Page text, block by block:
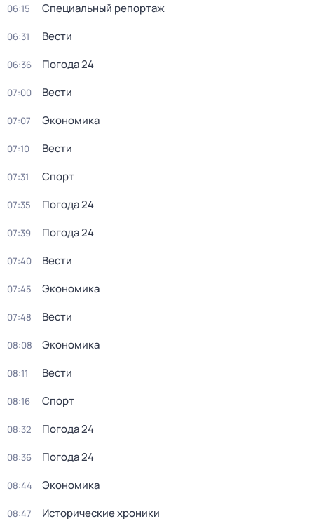
06:15 Специальный репортаж
06:31 Вести
06:36 Погода 24
07:00 Вести
07:07 Экономика
07:10 Вести
07:31 Спорт
07:35 Погода 24
07:39 Погода 24
07:40 Вести
07:45 Экономика
07:48 Вести
08:08 Экономика
08:11 Вести
08:16 Спорт
08:32 Погода 24
08:36 Погода 24
08:44 Экономика
08:47 Исторические хроники